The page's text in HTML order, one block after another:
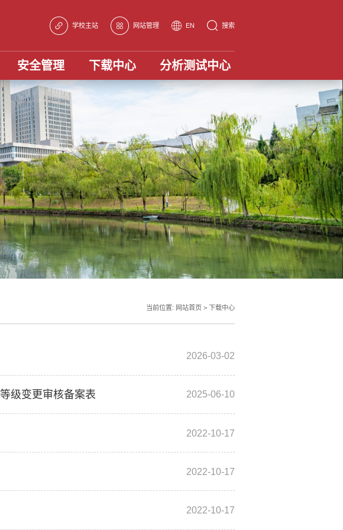
学校主站 网站管理 EN 搜索
安全管理 下载中心 分析测试中心
当前位置: 网站首页 >下载中心
2026-03-02
级变更审核备案表 2025-06-10
2022-10-17
2022-10-17
2022-10-17